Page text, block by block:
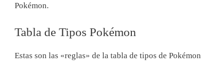
Pokémon.
Tabla de Tipos Pokémon
Estas son las «reglas» de la tabla de tipos de Pokémon